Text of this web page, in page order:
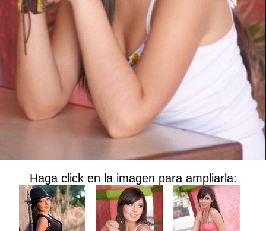
Haga click en la imagen para ampliarla: